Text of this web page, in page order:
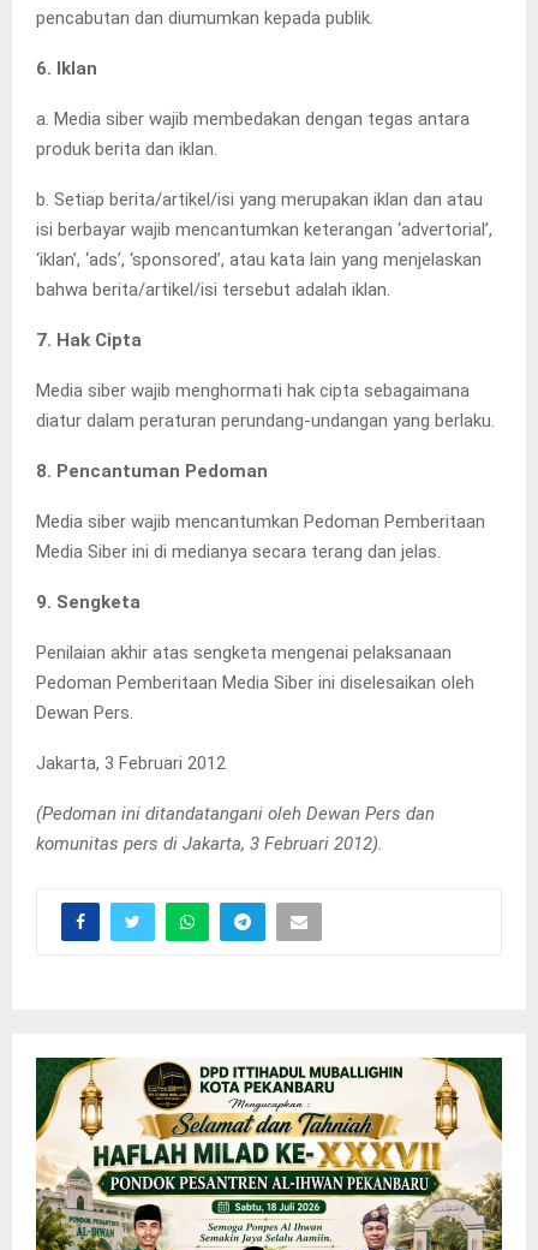
pencabutan dan diumumkan kepada publik.
6. Iklan
a. Media siber wajib membedakan dengan tegas antara
produk berita dan iklan.
b. Setiap berita/artikel/isi yang merupakan iklan dan atau
isi berbayar wajib mencantumkan keterangan ‘advertorial’,
‘iklan’, ‘ads’, ‘sponsored’, atau kata lain yang menjelaskan
bahwa berita/artikel/isi tersebut adalah iklan.
7. Hak Cipta
Media siber wajib menghormati hak cipta sebagaimana
diatur dalam peraturan perundang-undangan yang berlaku.
8. Pencantuman Pedoman
Media siber wajib mencantumkan Pedoman Pemberitaan
Media Siber ini di medianya secara terang dan jelas.
9. Sengketa
Penilaian akhir atas sengketa mengenai pelaksanaan
Pedoman Pemberitaan Media Siber ini diselesaikan oleh
Dewan Pers.
Jakarta, 3 Februari 2012
(Pedoman ini ditandatangani oleh Dewan Pers dan
komunitas pers di Jakarta, 3 Februari 2012).